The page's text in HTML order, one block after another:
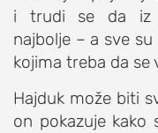
i trudi se da iz
najbolje – a sve
kojima treba da se
Hajduk može biti
on pokazuje kako